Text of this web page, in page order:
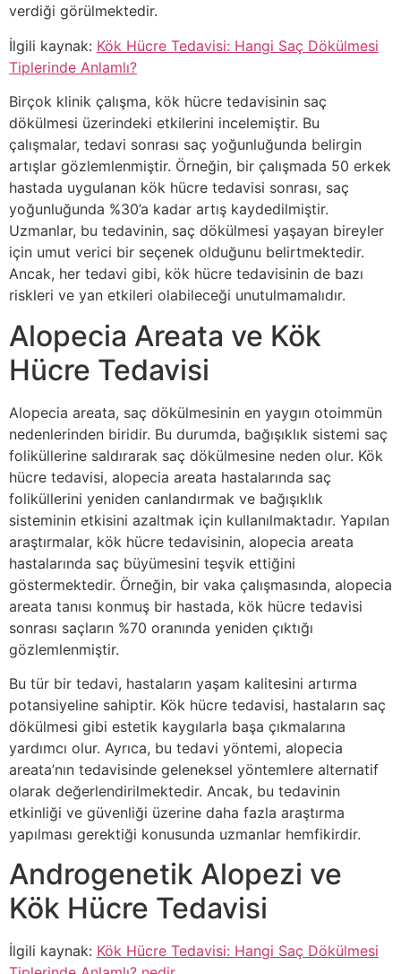
verdiği görülmektedir.
İlgili kaynak: Kök Hücre Tedavisi: Hangi Saç Dökülmesi
Tiplerinde Anlamlı?
Birçok klinik çalışma, kök hücre tedavisinin saç
dökülmesi üzerindeki etkilerini incelemiştir. Bu
çalışmalar, tedavi sonrası saç yoğunluğunda belirgin
artışlar gözlemlenmiştir. Örneğin, bir çalışmada 50 erkek
hastada uygulanan kök hücre tedavisi sonrası, saç
yoğunluğunda %30’a kadar artış kaydedilmiştir.
Uzmanlar, bu tedavinin, saç dökülmesi yaşayan bireyler
için umut verici bir seçenek olduğunu belirtmektedir.
Ancak, her tedavi gibi, kök hücre tedavisinin de bazı
riskleri ve yan etkileri olabileceği unutulmamalıdır.
Alopecia Areata ve Kök
Hücre Tedavisi
Alopecia areata, saç dökülmesinin en yaygın otoimmün
nedenlerinden biridir. Bu durumda, bağışıklık sistemi saç
foliküllerine saldırarak saç dökülmesine neden olur. Kök
hücre tedavisi, alopecia areata hastalarında saç
foliküllerini yeniden canlandırmak ve bağışıklık
sisteminin etkisini azaltmak için kullanılmaktadır. Yapılan
araştırmalar, kök hücre tedavisinin, alopecia areata
hastalarında saç büyümesini teşvik ettiğini
göstermektedir. Örneğin, bir vaka çalışmasında, alopecia
areata tanısı konmuş bir hastada, kök hücre tedavisi
sonrası saçların %70 oranında yeniden çıktığı
gözlemlenmiştir.
Bu tür bir tedavi, hastaların yaşam kalitesini artırma
potansiyeline sahiptir. Kök hücre tedavisi, hastaların saç
dökülmesi gibi estetik kaygılarla başa çıkmalarına
yardımcı olur. Ayrıca, bu tedavi yöntemi, alopecia
areata’nın tedavisinde geleneksel yöntemlere alternatif
olarak değerlendirilmektedir. Ancak, bu tedavinin
etkinliği ve güvenliği üzerine daha fazla araştırma
yapılması gerektiği konusunda uzmanlar hemfikirdir.
Androgenetik Alopezi ve
Kök Hücre Tedavisi
İlgili kaynak: Kök Hücre Tedavisi: Hangi Saç Dökülmesi